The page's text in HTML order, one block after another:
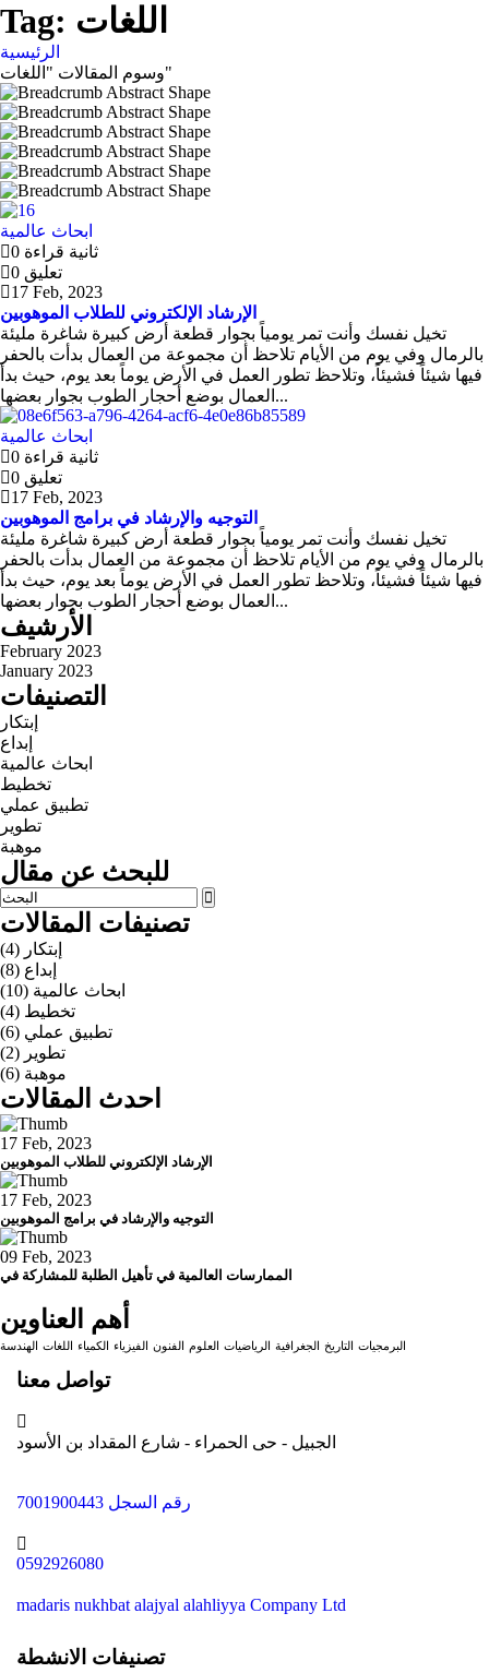
Tag: اللغات
الرئيسية
وسوم المقالات "اللغات"
ابحاث عالمية
0 ثانية قراءة
0 تعليق
17 Feb, 2023
الإرشاد الإلكتروني للطلاب الموهوبين
تخيل نفسك وأنت تمر يومياً بجوار قطعة أرض كبيرة شاغرة مليئة
بالرمال وفي يوم من الأيام تلاحظ أن مجموعة من العمال بدأت بالحفر
فيها شيئاً فشيئاً، وتلاحظ تطور العمل في الأرض يوماً بعد يوم، حيث بدأ
العمال بوضع أحجار الطوب بجوار بعضها...
ابحاث عالمية
0 ثانية قراءة
0 تعليق
17 Feb, 2023
التوجيه والإرشاد في برامج الموهوبين
تخيل نفسك وأنت تمر يومياً بجوار قطعة أرض كبيرة شاغرة مليئة
بالرمال وفي يوم من الأيام تلاحظ أن مجموعة من العمال بدأت بالحفر
فيها شيئاً فشيئاً، وتلاحظ تطور العمل في الأرض يوماً بعد يوم، حيث بدأ
العمال بوضع أحجار الطوب بجوار بعضها...
الأرشيف
February 2023
January 2023
التصنيفات
إبتكار
إبداع
ابحاث عالمية
تخطيط
تطبيق عملي
تطوير
موهبة
للبحث عن مقال
تصنيفات المقالات
إبتكار (4)
إبداع (8)
ابحاث عالمية (10)
تخطيط (4)
تطبيق عملي (6)
تطوير (2)
موهبة (6)
احدث المقالات
17 Feb, 2023
الإرشاد الإلكتروني للطلاب الموهوبين
17 Feb, 2023
التوجيه والإرشاد في برامج الموهوبين
09 Feb, 2023
الممارسات العالمية في تأهيل الطلبة للمشاركة في
أهم العناوين
البرمجيات التاريخ الجغرافية الرياضيات العلوم الفنون الفيزياء الكمياء اللغات الهندسة
تواصل معنا
الجبيل - حى الحمراء - شارع المقداد بن الأسود
رقم السجل 7001900443
0592926080
madaris nukhbat alajyal alahliyya Company Ltd
تصنيفات الانشطة